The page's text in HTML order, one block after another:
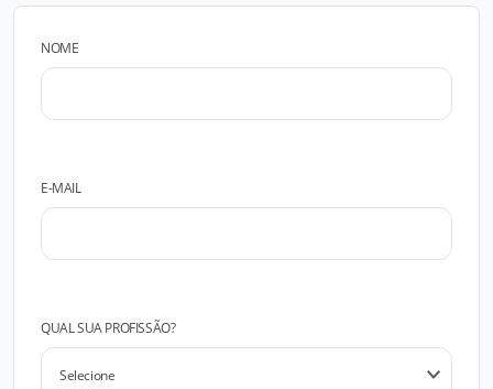
NOME
E-MAIL
QUAL SUA PROFISSÃO?